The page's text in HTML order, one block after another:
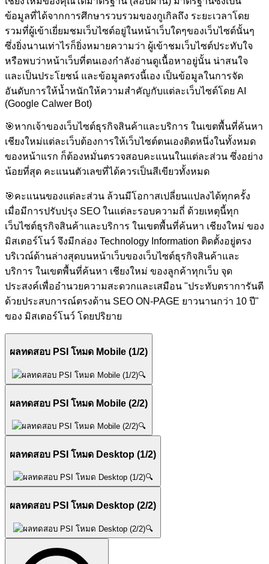
ข้อมูลที่ได้จากการศึกษารวบรวมของกูเกิลถึง ระยะเวลาโดย
รวมที่ผู้เข้าเยี่ยมชมเว็บไซต์อยู่ในหน้าเว็บใดๆของเว็บไซต์นั้นๆ
ซึ่งยิ่งนานเท่าไรก็ยิ่งหมายความว่า ผู้เข้าชมเว็บไซต์ประทับใจ
หรือพบว่าหน้าเว็บที่ตนเองกำลังอ่านดูเนื้อหาอยู่นั้น น่าสนใจ
และเป็นประโยชน์ และข้อมูลตรงนี้เอง เป็นข้อมูลในการจัด
อันดับการให้น้ำหนักให้ความสำคัญกับแต่ละเว็บไซต์โดย AI
(Google Calwer Bot)
🎯หากเจ้าของเว็บไซต์ธุรกิจสินค้าและบริการ ในเขตพื้นที่ค้นหา
เชียงใหม่แต่ละเว็บต้องการให้เว็บไซต์ตนเองติดหนึ่งในทั้งหมด
ของหน้าแรก ก็ต้องหมั่นตรวจสอบคะแนนในแต่ละส่วน ซึ่งอย่าง
น้อยที่สุด คะแนนตัวเลขที่ได้ควรเป็นสีเขียวทั้งหมด
🎯คะแนนของแต่ละส่วน ล้วนมีโอกาสเปลี่ยนแปลงได้ทุกครั้ง
เมื่อมีการปรับปรุง SEO ในแต่ละรอบความถี่ ด้วยเหตุนี้ทุก
เว็บไซต์ธุรกิจสินค้าและบริการ ในเขตพื้นที่ค้นหา เชียงใหม่ ของ
มิสเตอร์โนว์ จึงมีกล่อง Technology Information ติดตั้งอยู่ตรง
บริเวณ์ด้านล่างสุดบนหน้าเว็บของเว็บไซต์ธุรกิจสินค้าและ
บริการ ในเขตพื้นที่ค้นหา เชียงใหม่ ของลูกค้าทุกเว็บ จุด
ประสงค์เพื่ออำนวยความสะดวกและเสมือน "ประทับตราการันตี
ด้วยประสบการณ์ตรงด้าน SEO ON-PAGE ยาวนานกว่า 10 ปี"
ของ มิสเตอร์โนว์ โดยปริยาย
ผลทดสอบ PSI โหมด Mobile (1/2)
🔍
ผลทดสอบ PSI โหมด Mobile (2/2)
🔍
ผลทดสอบ PSI โหมด Desktop (1/2)
🔍
ผลทดสอบ PSI โหมด Desktop (2/2)
🔍